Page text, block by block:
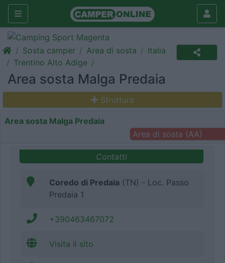
Sosta camper Area di sosta
Italia
Trentino Alto Adige
Area sosta Malga Predaia
Struttura
Area sosta Malga Predaia
Area di sosta (AA)
Contatti
Coredo di Predaia (TN) - Loc. Passo
Predaia 1
+390463467072
Visita il sito